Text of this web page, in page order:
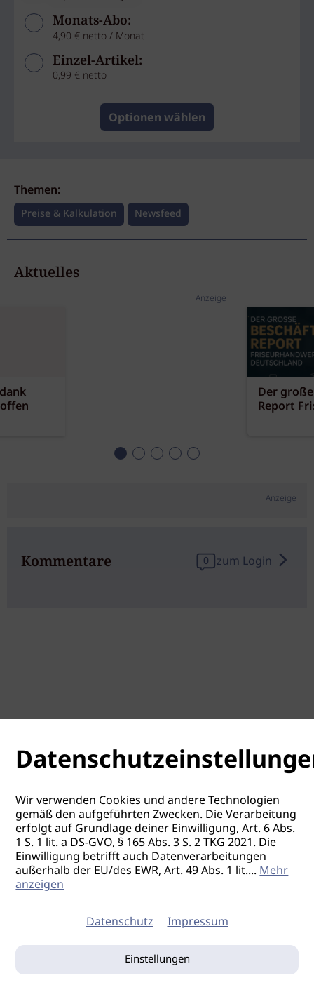
Monats-Abo:
4,90 € netto / Monat
Einzel-Artikel:
0,99 € netto
Optionen wählen
Themen:
Preise & Kalkulation Newsfeed
Aktuelles
Anzeige
Der
Report
Anzeige
Kommentare 0 zum Login
Wir verwenden Cookies und andere Technologien
gemäß den aufgeführten Zwecken. Die Verarbeitung
erfolgt auf Grundlage deiner Einwilligung, Art. 6 Abs.
1 S. 1 lit. a DS-GVO, § 165 Abs. 3 S. 2 TKG 2021. Die
Einwilligung betrifft auch Datenverarbeitungen
außerhalb der EU/des EWR, Art. 49 Abs. 1 lit....Mehr
anzeigen
Datenschutz Impressum
Einstellungen